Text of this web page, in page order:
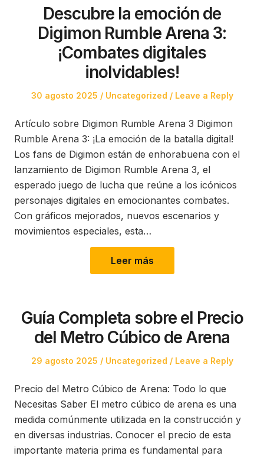
Descubre la emoción de
Digimon Rumble Arena 3:
¡Combates digitales
inolvidables!
Posted
30 agosto 2025
Posted
Uncategorized Leave a Reply
Artículo sobre Digimon Rumble Arena 3 Digimon
Rumble Arena 3: ¡La emoción de la batalla digital!
Los fans de Digimon están de enhorabuena con el
lanzamiento de Digimon Rumble Arena 3, el
esperado juego de lucha que reúne a los icónicos
personajes digitales en emocionantes combates.
Con gráficos mejorados, nuevos escenarios y
movimientos especiales, esta…
Leer más
Guía Completa sobre el Precio
del Metro Cúbico de Arena
Posted
29 agosto 2025
Posted
Uncategorized Leave a Reply
Precio del Metro Cúbico de Arena: Todo lo que
Necesitas Saber El metro cúbico de arena es una
medida comúnmente utilizada en la construcción y
en diversas industrias. Conocer el precio de esta
importante materia prima es fundamental para